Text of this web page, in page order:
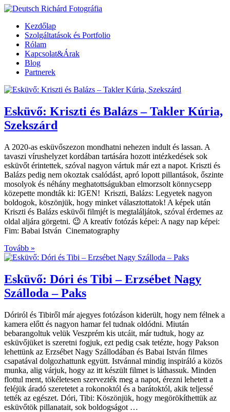
Kezdőlap
Szolgáltatások és Portfolio
Rólam
Kapcsolat&Árak
Blog
Partnerek
Esküvő: Kriszti és Balázs – Takler Kúria,
Szekszárd
A 2020-as esküvőszezon mondhatni nehezen indult és lassan. A
tavaszi vírushelyzet kordában tartására hozott intézkedések sok
esküvőt érintettek, szóval nagyon vártuk már ezt a napot. Kriszti és
Balázs pedig nem okoztak csalódást, apró lopott pillantások, őszinte
mosolyok és néhány meghatottságukban elmorzsolt könnycsepp
közepette mondták ki: IGEN! Kriszti, Balázs: Legyetek nagyon
boldogok, köszönjük, hogy minket választottatok! A képek után
Kriszti és Balázs esküvői filmjét is megtaláljátok, szóval érdemes az
oldal aljára görgetni. 😉 A kreatív fotózás képei: A nagy nap képei:
Fim: Babai István Cinematography
Tovább »
Esküvő: Dóri és Tibi – Erzsébet Nagy
Szálloda – Paks
Dóriról és Tibiről már ajegyes fotózáson kiderült, hogy nem félnek a
kamera előtt és nagyon hamar fel tudnak oldódni. Miután
bebarangoltuk velük Veszprém kis utcáit, már tudtuk, hogy az
esküvőjüket is szeretni fogjuk, ezt pedig csak tetézte, hogy Pakson
lehettünk az Erzsébet Nagy Szállodában és Babai István filmes
csapatával dolgozhattunk együtt. Istvánnal mindig inspiráló a közös
munka, alig várjuk, hogy az itt készült filmet is láthassuk. Minden
flottul ment, tökéletesen szervezték meg a napot, érezni lehetett a
feléjük áradó szeretetet a rokonoktól és a barátoktól, akik teljessé
tették az egészet. Dóri, Tibi: Köszönjük, hogy megörökíthettük az
esküvőtök pillanatait, sok boldogságot …